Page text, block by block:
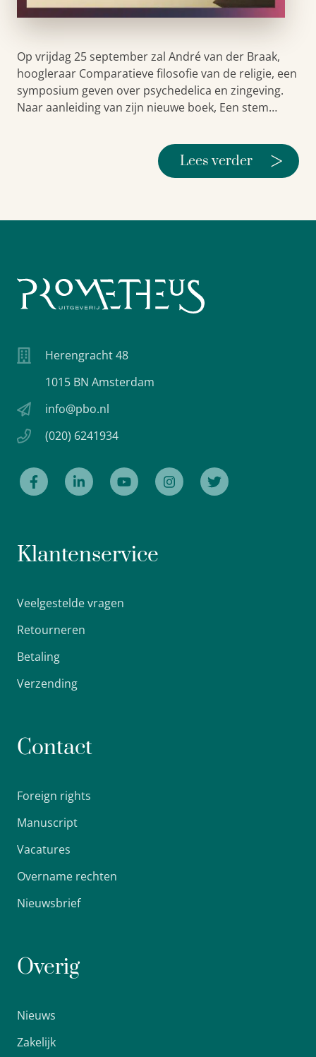
Op vrijdag 25 september zal André van der Braak,
hoogleraar Comparatieve filosofie van de religie, een
symposium geven over psychedelica en zingeving.
Naar aanleiding van zijn nieuwe boek, Een stem…
Lees verder >
Herengracht 48
1015 BN Amsterdam
info@pbo.nl
(020) 6241934
Klantenservice
Veelgestelde vragen
Retourneren
Betaling
Verzending
Contact
Foreign rights
Manuscript
Vacatures
Overname rechten
Nieuwsbrief
Overig
Nieuws
Zakelijk